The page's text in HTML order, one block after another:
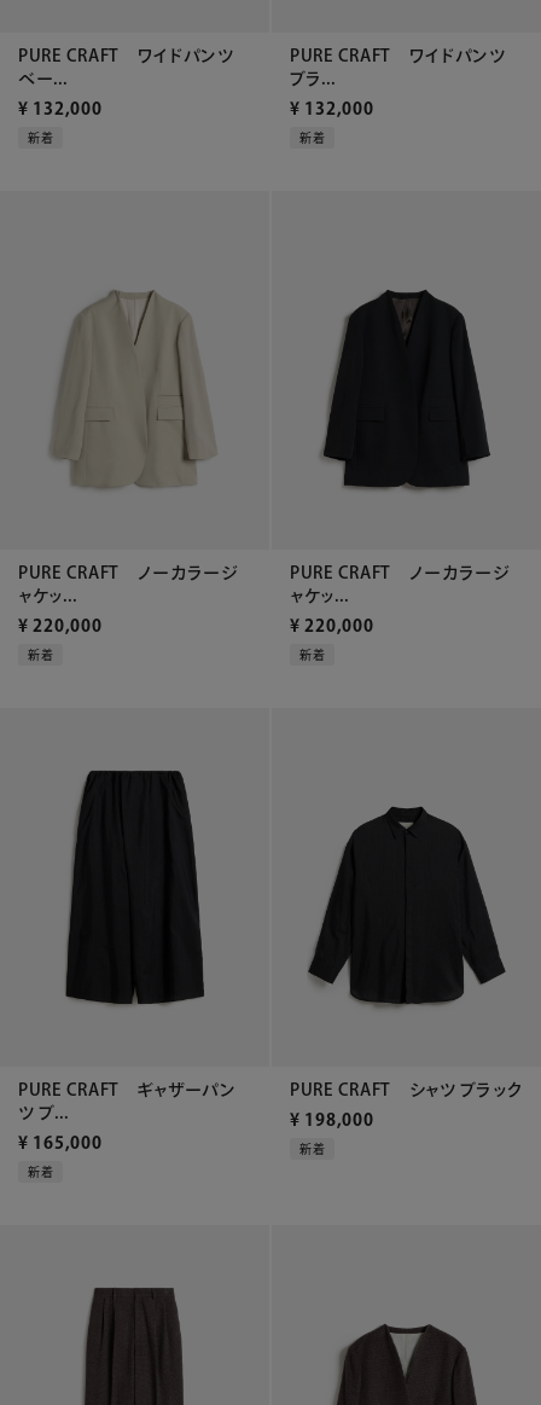
PURE CRAFT ワイドパンツ
ベー...
¥ 132,000
新着
PURE CRAFT ワイドパンツ
ブラ...
¥ 132,000
新着
PURE CRAFT ノーカラージ
ャケッ...
¥ 220,000
新着
PURE CRAFT ノーカラージ
ャケッ...
¥ 220,000
新着
PURE CRAFT ギャザーパン
ツ ブ...
¥ 165,000
新着
PURE CRAFT シャツ ブラック
¥ 198,000
新着